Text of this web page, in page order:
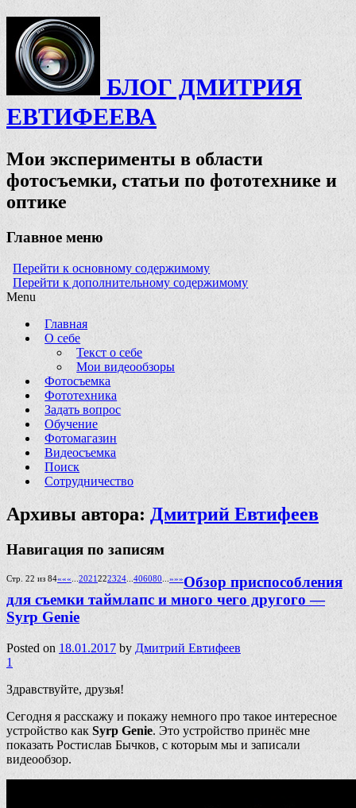
БЛОГ ДМИТРИЯ
ЕВТИФЕЕВА
Мои эксперименты в области
фотосъемки, статьи по фототехнике и
оптике
Главное меню
Перейти к основному содержимому
Перейти к дополнительному содержимому
Menu
Главная
О себе
Текст о себе
Мои видеообзоры
Фотосъемка
Фототехника
Задать вопрос
Обучение
Фотомагазин
Видеосъемка
Поиск
Сотрудничество
Архивы автора: Дмитрий Евтифеев
Навигация по записям
Стр. 22 из 84««« 2021222324 406080 »»»Обзор приспособления
для съемки таймлапс и много чего другого —
Syrp Genie
Posted on 18.01.2017 by Дмитрий Евтифеев
1
Здравствуйте, друзья!
Сегодня я расскажу и покажу немного про такое интересное
устройство как Syrp Genie. Это устройство принёс мне
показать Ростислав Бычков, с которым мы и записали
видеообзор.